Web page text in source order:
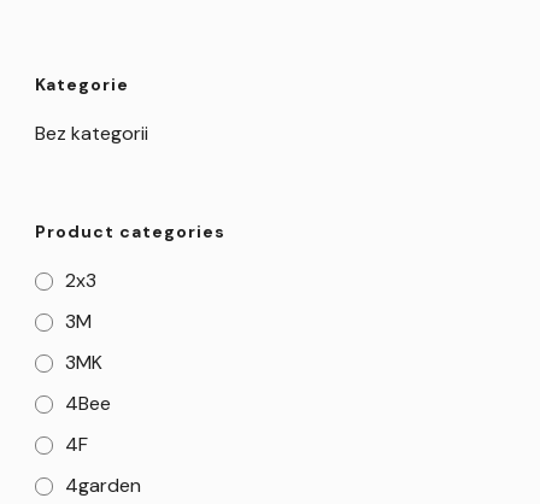
Kategorie
Bez kategorii
Product categories
2x3
3M
3MK
4Bee
4F
4garden